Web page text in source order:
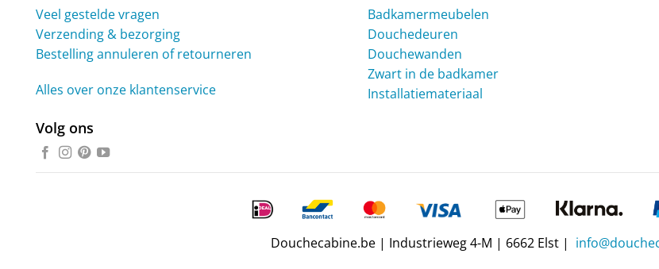
Veel gestelde vragen
Verzending & bezorging
Bestelling annuleren of retourneren
Alles over onze klantenservice
Volg ons
Badkamermeubelen
Douchedeuren
Douchewanden
Zwart in de badkamer
Installatiemateriaal
Douchecabine.be | Industrieweg 4-M | 6662 Elst |